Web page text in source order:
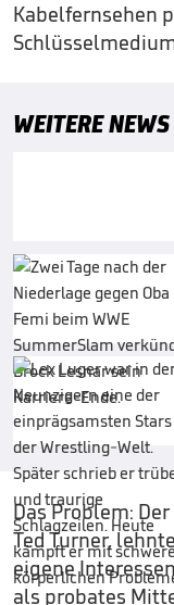
Kabelfernsehen
WEITERE NEWS
Das Problem:
Ted Turner,
eigene
als probates